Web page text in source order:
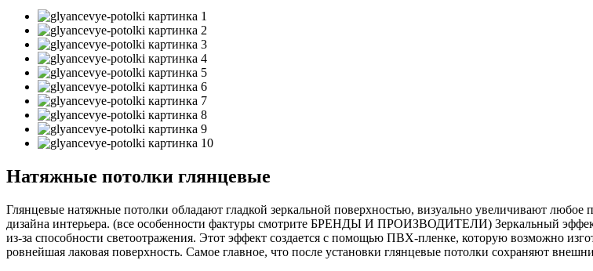
Натяжные потолки глянцевые
Глянцевые натяжные потолки обладают гладкой зеркальной поверхностью, визуально увеличивают
дизайна интерьера. (все особенности фактуры смотрите БРЕНДЫ И ПРОИЗВОДИТЕЛИ) Зеркальный
из-за способности светоотражения. Этот эффект создается с помощью ПВХ-пленке, которую возможно
ровнейшая лаковая поверхность. Самое главное, что после установки глянцевые потолки сохраняют